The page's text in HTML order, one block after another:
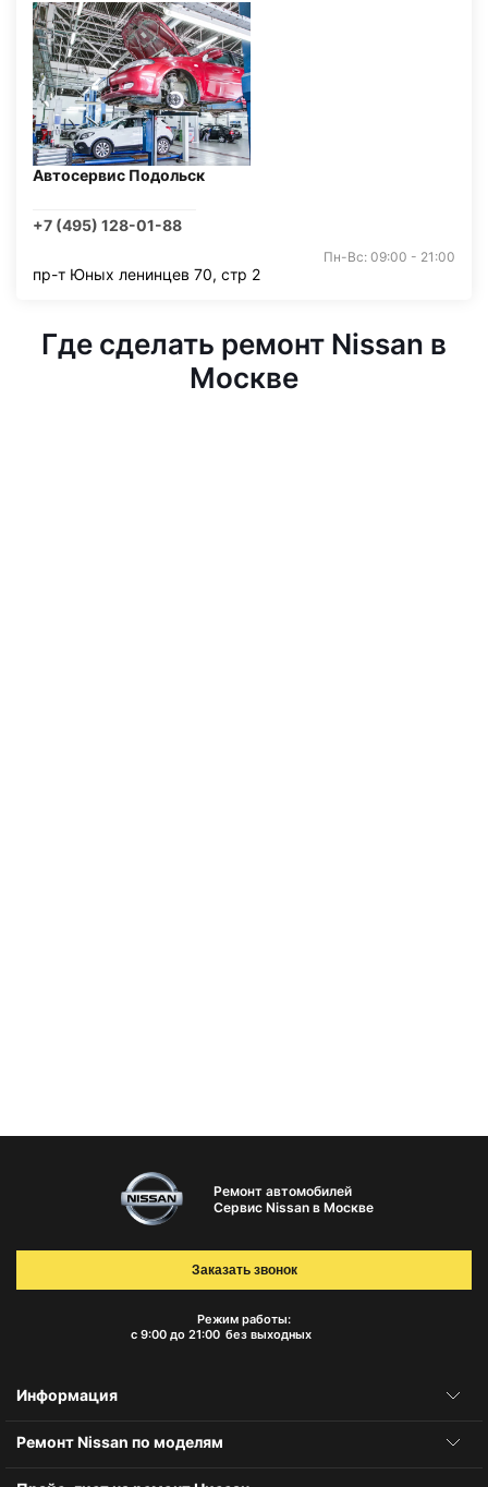
Автосервис Подольск
+7 (495) 128-01-88
Пн-Вс: 09:00 - 21:00
пр-т Юных ленинцев 70, стр 2
Где сделать ремонт Nissan в
Москве
Ремонт автомобилей
Сервис Nissan в Москве
Режим работы:
с 9:00 до 21:00 без выходных
Заказать звонок
Информация
Ремонт Nissan по моделям